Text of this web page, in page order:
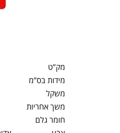
מק”ט
מידות בס”מ
משקל
משך אחריות
חומר גלם